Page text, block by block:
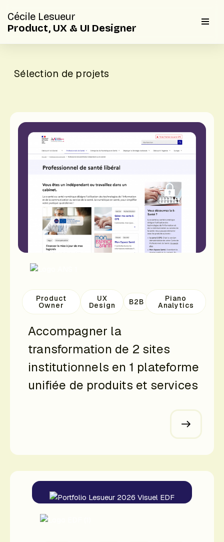
Aller
Cécile Lesueur
Product, UX & UI Designer
Sélection de projets
Product
Owner
UX
Design B2B Piano
Analytics
Accompagner la
transformation de 2 sites
institutionnels en 1 plateforme
unifiée de produits et services